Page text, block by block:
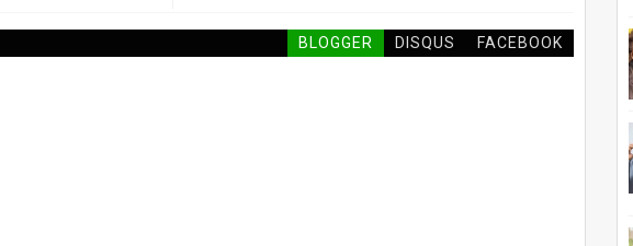
BLOGGER DISQUS FACEBOOK